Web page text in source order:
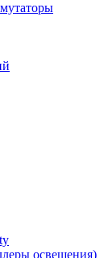
освещения)